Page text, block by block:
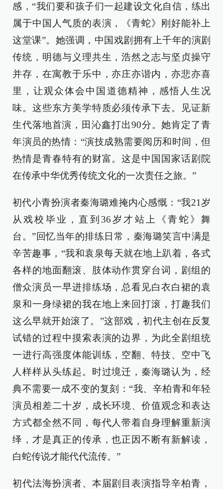
感，“我们要和孩子们一起建设文化自信，练出
属于中国人气质的表演，《青蛇》刚好能补上
这堂课”。她强调，中国戏剧拥有上千年的演剧
传统，明德与义理共生，浩然之志与坚贞操守
并存，在寓教于乐中，亦庄亦谐内，亦悲亦喜
里，让观众体会中国道德精神，感悟人生况
味。这些东方美学特质必须传承下去。见证新
生代落地首演，田沁鑫打出90分。她肯定了青
年演员的热情：“演技成熟需要阅历和时间，但
热情是青春特有的财富。这是中国国家话剧院
在传承中华优秀传统文化的一次责任之旅。”
初代小青扮演者秦海璐难掩内心感慨：“我21岁
从戏校毕业，直到36岁才站上《青蛇》舞
台。”回忆当年的排练日常，秦海璐笑言中满是
辛苦趣事，“我和袁泉每天就在地上趴着，各式
各样的地面翻滚、肢体动作贯穿台词，剧组的
僧众演员一早进排练场，总看见白衣白裙的袁
泉和一身绿裙的我在地上来回打滚，打趣我们
这么早就开始滚了。”这部戏，初代主创在反复
试错的过程中摸索表演的边界，为此全剧组统
一进行高强度体能训练，空翻、特技、空中飞
人样样从头练起。时过境迁，秦海璐认为，经
典不需要一成不变的复刻：“我、辛柏青和年轻
演员相差二十岁，成长环境、价值观念和表达
方式都全然不同，每代人带着自身理解重新演
绎，才是真正的传承，也正因不断有新解读，
白蛇传说才能代代流传。”
初代法海扮演者、本届剧目表演指导辛柏青，